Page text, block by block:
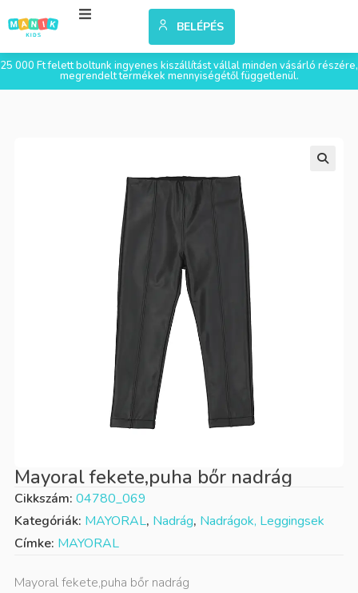
BELÉPÉS
25 000 Ft felett boltunk ingyenes kiszállítást vállal minden vásárló részére,
megrendelt termékek mennyiségétől függetlenül.
Mayoral fekete,puha bőr nadrág
Cikkszám: 04780_069
Kategóriák: MAYORAL, Nadrág, Nadrágok, Leggingsek
Címke: MAYORAL
Mayoral fekete,puha bőr nadrág